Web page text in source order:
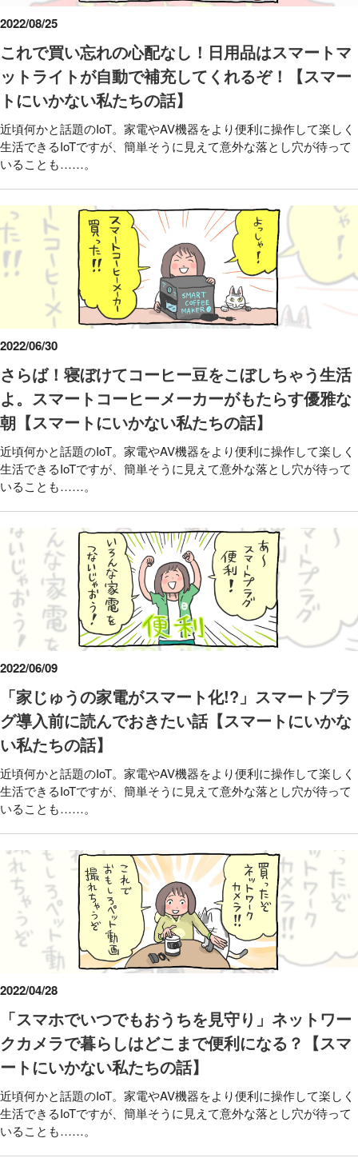
これで買い忘れの心配なし！日用品はスマートマ
ットライトが自動で補充してくれるぞ！【スマー
トにいかない私たちの話】
2022/08/25
近頃何かと話題のIoT。家電やAV機器をより便利に操作して楽しく
生活できるIoTですが、簡単そうに見えて意外な落とし穴が待って
いることも……。
さらば！寝ぼけてコーヒー豆をこぼしちゃう生活
よ。スマートコーヒーメーカーがもたらす優雅な
朝【スマートにいかない私たちの話】
2022/06/30
近頃何かと話題のIoT。家電やAV機器をより便利に操作して楽しく
生活できるIoTですが、簡単そうに見えて意外な落とし穴が待って
いることも……。
「家じゅうの家電がスマート化!?」スマートプラ
グ導入前に読んでおきたい話【スマートにいかな
い私たちの話】
2022/06/09
近頃何かと話題のIoT。家電やAV機器をより便利に操作して楽しく
生活できるIoTですが、簡単そうに見えて意外な落とし穴が待って
いることも……。
「スマホでいつでもおうちを見守り」ネットワー
クカメラで暮らしはどこまで便利になる？【スマ
ートにいかない私たちの話】
2022/04/28
近頃何かと話題のIoT。家電やAV機器をより便利に操作して楽しく
生活できるIoTですが、簡単そうに見えて意外な落とし穴が待って
いることも……。